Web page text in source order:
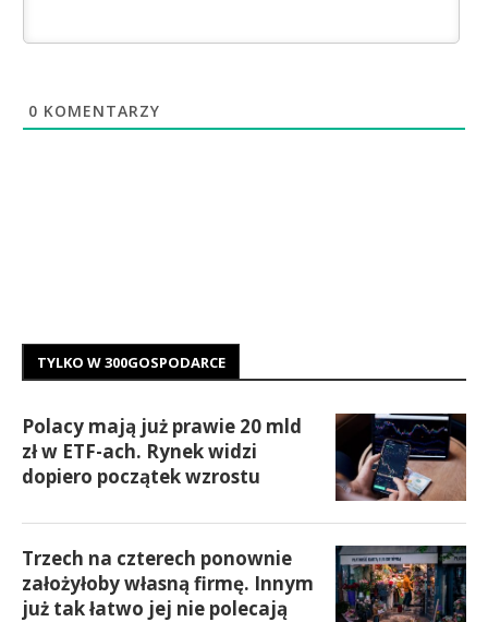
0 KOMENTARZY
TYLKO W 300GOSPODARCE
Polacy mają już prawie 20 mld
zł w ETF-ach. Rynek widzi
dopiero początek wzrostu
Trzech na czterech ponownie
założyłoby własną firmę. Innym
już tak łatwo jej nie polecają